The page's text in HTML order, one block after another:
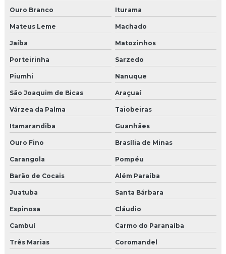
Ouro Branco Iturama
Mateus Leme Machado
Jaíba Matozinhos
Porteirinha Sarzedo
Piumhi Nanuque
São Joaquim de Bicas Araçuaí
Várzea da Palma Taiobeiras
Itamarandiba Guanhães
Ouro Fino Brasília de Minas
Carangola Pompéu
Barão de Cocais Além Paraíba
Juatuba Santa Bárbara
Espinosa Cláudio
Cambuí Carmo do Paranaíba
Três Marias Coromandel